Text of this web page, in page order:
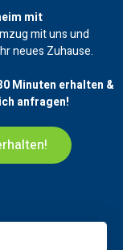
mit
mit uns und
neues Zuhause.
Minuten erhalten &
anfragen!